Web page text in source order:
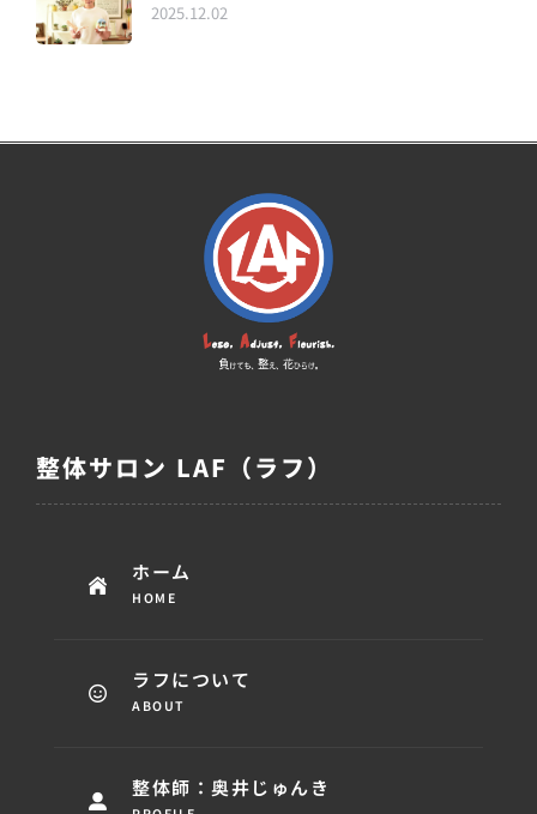
2025.12.02
整体サロン LAF（ラフ）
ホーム
HOME
ラフについて
ABOUT
整体師：奥井じゅんき